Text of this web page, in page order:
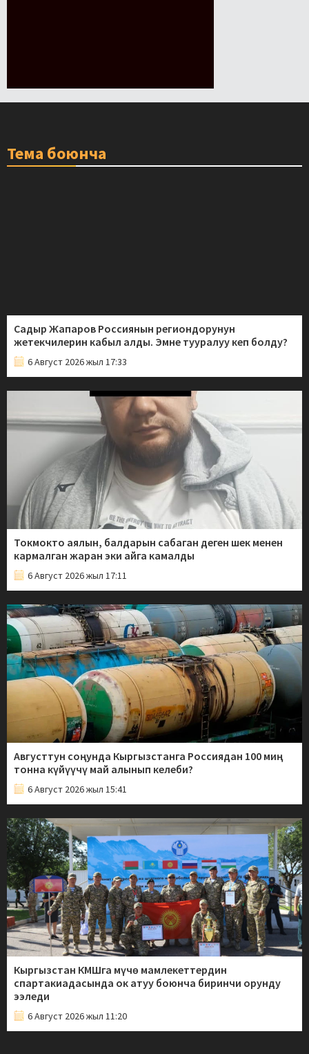
Тема боюнча
Садыр Жапаров Россиянын региондорунун
жетекчилерин кабыл алды. Эмне тууралуу кеп болду?
6 Август 2026 жыл 17:33
Токмокто аялын, балдарын сабаган деген шек менен
кармалган жаран эки айга камалды
6 Август 2026 жыл 17:11
Августтун соңунда Кыргызстанга Россиядан 100 миң
тонна күйүүчү май алынып келеби?
6 Август 2026 жыл 15:41
Кыргызстан КМШга мүчө мамлекеттердин
спартакиадасында ок атуу боюнча биринчи орунду
ээледи
6 Август 2026 жыл 11:20